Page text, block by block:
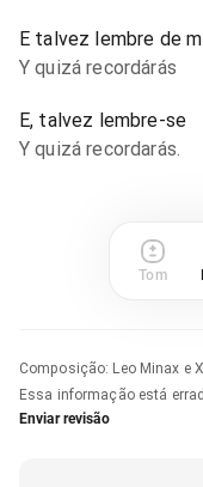
E talvez lembre de
Y quizá recordárás
E, talvez lembre-se
Y quizá recordarás.
Tom
Composição: Leo Minax e
Essa informação está
Enviar revisão